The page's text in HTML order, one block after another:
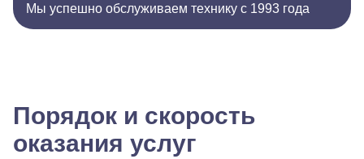
Мы успешно обслуживаем технику с 1993 года
Порядок и скорость
оказания услуг